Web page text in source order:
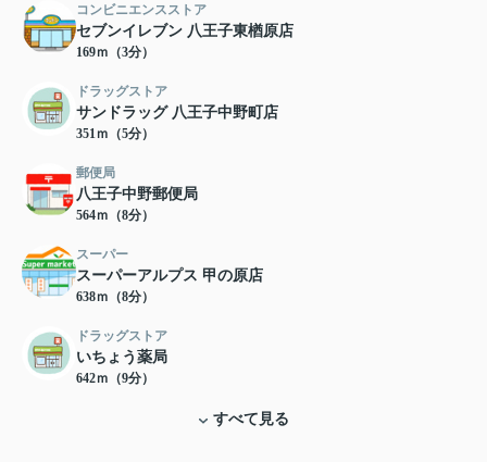
コンビニエンスストア
セブンイレブン 八王子東楢原店
169ｍ（3分）
ドラッグストア
サンドラッグ 八王子中野町店
351ｍ（5分）
郵便局
八王子中野郵便局
564ｍ（8分）
スーパー
スーパーアルプス 甲の原店
638ｍ（8分）
ドラッグストア
いちょう薬局
642ｍ（9分）
すべて見る